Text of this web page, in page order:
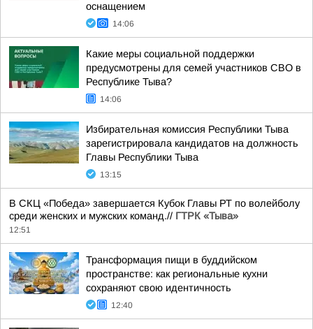
оснащением
14:06
Какие меры социальной поддержки
предусмотрены для семей участников СВО в
Республике Тыва?
14:06
Избирательная комиссия Республики Тыва
зарегистрировала кандидатов на должность
Главы Республики Тыва
13:15
В СКЦ «Победа» завершается Кубок Главы РТ по волейболу
среди женских и мужских команд.// ГТРК «Тыва»
12:51
Трансформация пищи в буддийском
пространстве: как региональные кухни
сохраняют свою идентичность
12:40